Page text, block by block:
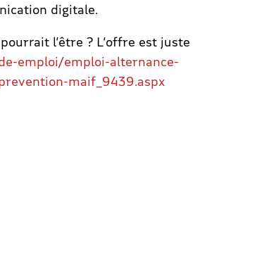
digitale.
l’être ? L’offre est juste
emploi/emploi-alternance-
maif_9439.aspx